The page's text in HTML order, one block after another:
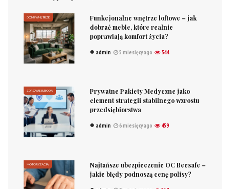
DOM I WNĘTRZE
Funkcjonalne wnętrze loftowe – jak
dobrać meble, które realnie
poprawiają komfort życia?
admin 5 miesięcy ago 344
ZDROWIE I URODA
Prywatne Pakiety Medyczne jako
element strategii stabilnego wzrostu
przedsiębiorstwa
admin 6 miesięcy ago 459
MOTORYZACJA
Najtańsze ubezpieczenie OC Beesafe –
jakie błędy podnoszą cenę polisy?